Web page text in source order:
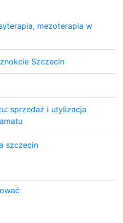
mezoterapia w
Szczecin
sprzedaż i utylizacja
szczecin